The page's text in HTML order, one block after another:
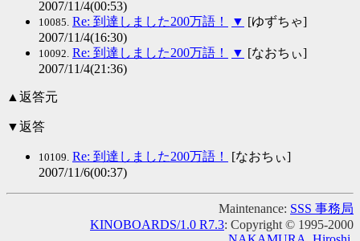
2007/11/4(00:53)
10085. Re: 到達しました200万語！ ▼ [ゆずちゃ]
2007/11/4(16:30)
10092. Re: 到達しました200万語！ ▼ [なおちぃ]
2007/11/4(21:36)
▲返答元
▼返答
10109. Re: 到達しました200万語！
[なおちぃ]
2007/11/6(00:37)
Maintenance: SSS 事務局
KINOBOARDS/1.0 R7.3: Copyright © 1995-2000